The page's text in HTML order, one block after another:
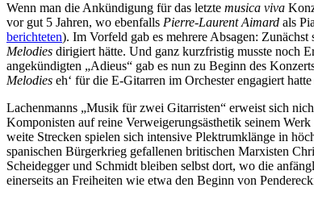
Wenn man die Ankündigung für das letzte musica viva
vor gut 5 Jahren, wo ebenfalls Pierre-Laurent Aimard als
berichteten). Im Vorfeld gab es mehrere Absagen:
Melodies dirigiert hätte. Und ganz kurzfristig musste noch
angekündigten „Adieus“ gab es nun zu Beginn des
Melodies eh‘ für die E-Gitarren im Orchester engagiert
Lachenmanns „Musik für zwei Gitarristen“ erweist sich
Komponisten auf reine Verweigerungsästhetik seinem
weite Strecken spielen sich intensive Plektrumklänge in
spanischen Bürgerkrieg gefallenen britischen Marxisten
Scheidegger und Schmidt bleiben selbst dort, wo die
einerseits an Freiheiten wie etwa den Beginn von